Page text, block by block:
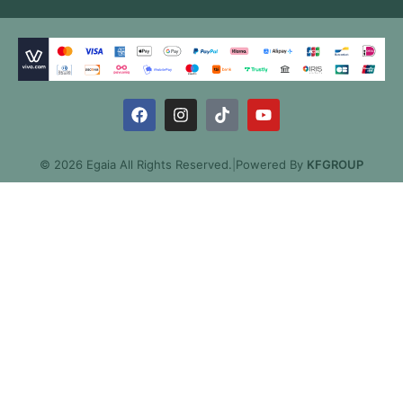
© 2026 Egaia All Rights Reserved. Powered By KFGROUP